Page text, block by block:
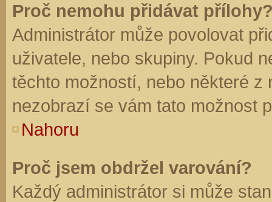
Proč nemohu přidávat
Administrátor může povolovat
uživatele, nebo skupiny. Pokud
těchto možností, nebo některé z
nezobrazí se vám tato možnost
Nahoru
Proč jsem obdržel varování?
Každý administrátor si může